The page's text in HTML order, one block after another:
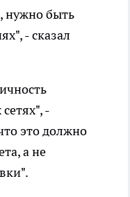
нужно быть
- сказал
-
это должно
а не